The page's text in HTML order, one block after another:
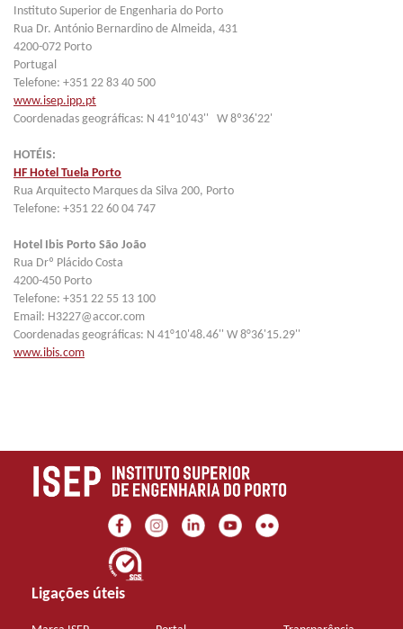
Instituto Superior de Engenharia do Porto
Rua Dr. António Bernardino de Almeida, 431
4200-072 Porto
Portugal
Telefone: +351 22 83 40 500
www.isep.ipp.pt
Coordenadas geográficas: N 41º10'43'' W 8º36'22'
HOTÉIS:
HF Hotel Tuela Porto
Rua Arquitecto Marques da Silva 200, Porto
Telefone: +351 22 60 04 747
Hotel Ibis Porto São João
Rua Drº Plácido Costa
4200-450 Porto
Telefone: +351 22 55 13 100
Email: H3227@accor.com
Coordenadas geográficas: N 41°10'48.46'' W 8°36'15.29''
www.ibis.com
Ligações úteis